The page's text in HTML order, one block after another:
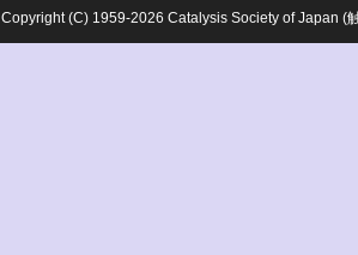
Copyright (C) 1959-2026 Catalysis Society of Japan (